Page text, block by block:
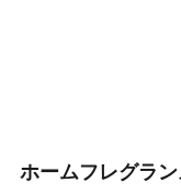
ホームフレグラ